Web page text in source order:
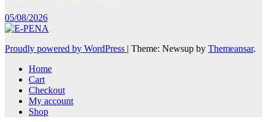
05/08/2026
Proudly powered by WordPress | Theme: Newsup by Themeansar.
Home
Cart
Checkout
My account
Shop